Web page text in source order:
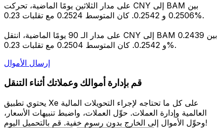
على مدار الثلاثين يومًا الماضية، تحركت CNY إلى BAM بين
0.2506 و 0.2542. كان المتوسط 0.2524 مع تقلبات 0.23%.
على مدار الـ 90 يومًا الماضية، انتقل CNY إلى BAM بين 0.2439
و 0.2542. كان المتوسط 0.2504 مع تقلبات 0.23%.
إرسال الأموال
قم بإدارة أموالك وعملاتك أثناء التنقل
يحتوي تطبيق Xe على كل ما تحتاجه لإجراء التحويلات المالية
العالمية وإدارة العملات. حوِّل العملات، واضبط تنبيهات الأسعار،
وحوِّل الأموال إلى الخارج بدون رسوم خفية. قم بالتحميل اليوم!